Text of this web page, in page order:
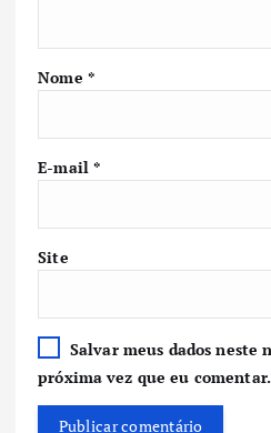
Nome *
E-mail*
Site
Salvar meus dados neste
próxima vez que eu comentar.